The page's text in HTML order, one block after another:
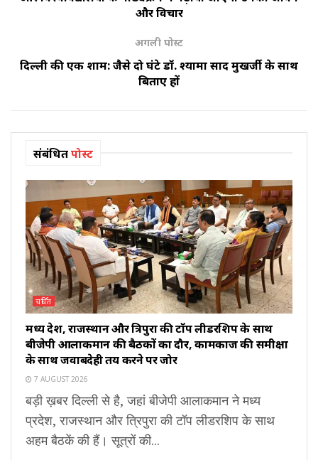
और विचार
अगली पोस्ट
दिल्ली की एक शाम: जैसे दो घंटे डॉ. श्यामा प्रसाद मुखर्जी के साथ
बिताए हों
संबंधितपोस्ट
चर्चित
मध्य प्रदेश, राजस्थान और त्रिपुरा की टॉप लीडरशिप के साथ
बीजेपी आलाकमान की बैठकों का दौर, कामकाज की समीक्षा
के साथ जवाबदेही तय करने पर जोर
7 AUGUST 2026
बड़ी ख़बर दिल्ली से है, जहां बीजेपी आलाकमान ने मध्य
प्रदेश, राजस्थान और त्रिपुरा की टॉप लीडरशिप के साथ
अहम बैठकें की हैं। सूत्रों की...